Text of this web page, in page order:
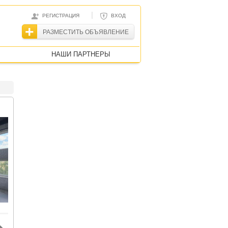
РЕГИСТРАЦИЯ | ВХОД
РАЗМЕСТИТЬ ОБЪЯВЛЕНИЕ
НАШИ ПАРТНЕРЫ